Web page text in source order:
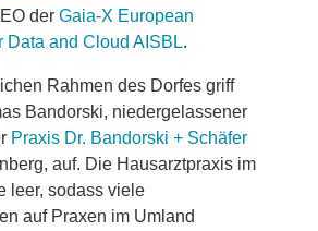
der Gaia-X European
Data and Cloud AISBL.
Rahmen des Dorfes griff
Bandorski, niedergelassener
Praxis Dr. Bandorski + Schäfer
auf. Die Hausarztpraxis im
leer, sodass viele
auf Praxen im Umland